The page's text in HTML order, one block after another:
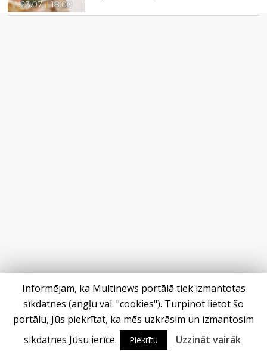
Jaunākais
Kā neuzkāpt uz tiem pašiem
grābekļiem: 5 iespējamās
kļūdas biznesa…
Informējam, ka Multinews portālā tiek izmantotas
sīkdatnes (angļu val. "cookies"). Turpinot lietot šo
portālu, Jūs piekrītat, ka mēs uzkrāsim un izmantosim
sīkdatnes Jūsu ierīcē.
Piekrītu Uzzināt vairāk